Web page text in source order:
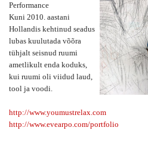
Performance
Kuni 2010. aastani
Hollandis kehtinud seadus
lubas kuulutada võõra
tühjalt seisnud ruumi
ametlikult enda koduks,
kui ruumi oli viidud laud,
tool ja voodi.
http://www.youmustrelax.com
http://www.evearpo.com/portfolio